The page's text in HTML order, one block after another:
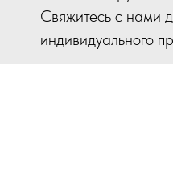
Свяжитесь с нами
индивидуального